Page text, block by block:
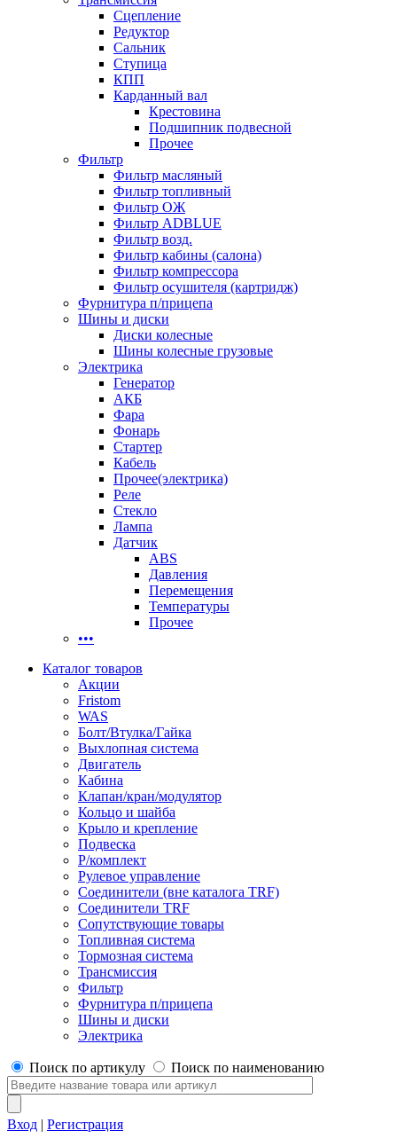
Сцепление
Редуктор
Сальник
Ступица
КПП
Карданный вал
Крестовина
Подшипник подвесной
Прочее
Фильтр
Фильтр масляный
Фильтр топливный
Фильтр ОЖ
Фильтр ADBLUE
Фильтр возд.
Фильтр кабины (салона)
Фильтр компрессора
Фильтр осушителя (картридж)
Фурнитура п/прицепа
Шины и диски
Диски колесные
Шины колесные грузовые
Электрика
Генератор
АКБ
Фара
Фонарь
Стартер
Кабель
Прочее(электрика)
Реле
Стекло
Лампа
Датчик
ABS
Давления
Перемещения
Температуры
Прочее
•••
Каталог товаров
Акции
Fristom
WAS
Болт/Втулка/Гайка
Выхлопная система
Двигатель
Кабина
Клапан/кран/модулятор
Кольцо и шайба
Крыло и крепление
Подвеска
Р/комплект
Рулевое управление
Соединители (вне каталога TRF)
Соединители TRF
Сопутствующие товары
Топливная система
Тормозная система
Трансмиссия
Фильтр
Фурнитура п/прицепа
Шины и диски
Электрика
Поиск по артикулу Поиск по наименованию
Вход | Регистрация